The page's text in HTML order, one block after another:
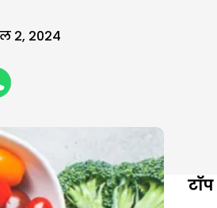
2, 2024
टॉप